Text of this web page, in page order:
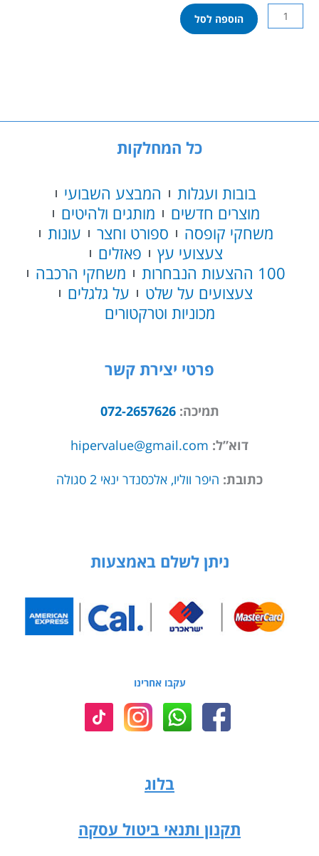
כמות
של
57453
הוספה לסל
כל המחלקות
בובות ועגלות
המבצע השבועי
מוצרים חדשים
מותגים ולהיטים
משחקי קופסה
ספורט וחצר
עונות
צעצועי עץ
פאזלים
100 ההצעות הנבחרות
משחקי הרכבה
צעצועים על שלט
על גלגלים
מכוניות וטרקטורים
פרטי יצירת קשר
תמיכה:072-2657626
דוא”ל: hipervalue@gmail.com
כתובת: היפר ווליו, אלכסנדר ינאי 2 סגולה
ניתן לשלם באמצעות
עקבו אחרינו
בלוג
תקנון ותנאי ביטול עסקה